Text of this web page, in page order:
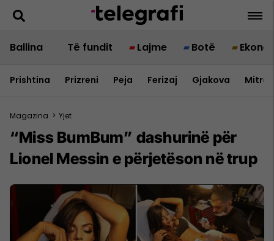
Ballina Të fundit Lajme Botë
Prishtina Prizreni Peja Ferizaj Gjakova
Magazina > Yjet
“Miss BumBum” dashurinë për
Lionel Messin e përjetëson në trup